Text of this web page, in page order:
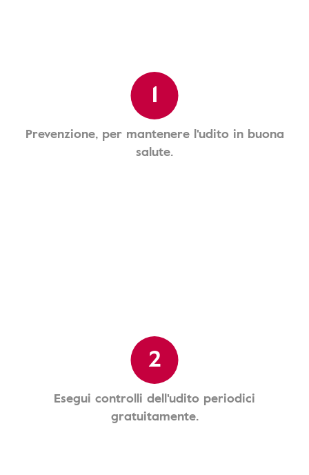
1
Prevenzione, per mantenere l'udito in buona
salute.
2
Esegui controlli dell'udito periodici
gratuitamente.